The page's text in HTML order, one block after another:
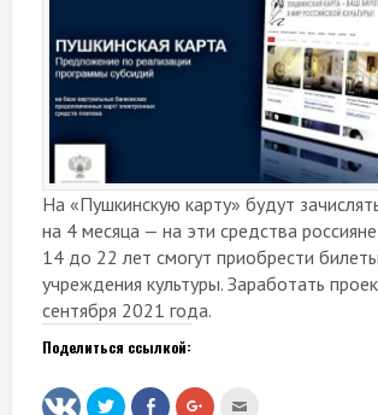
На «Пушкинскую карту» будут
на 4 месяца — на эти средства
14 до 22 лет смогут приобрести
учреждения культуры. Заработать
сентября 2021 года.
Поделиться ссылкой:
Нажмите,НажмитеНажмите,